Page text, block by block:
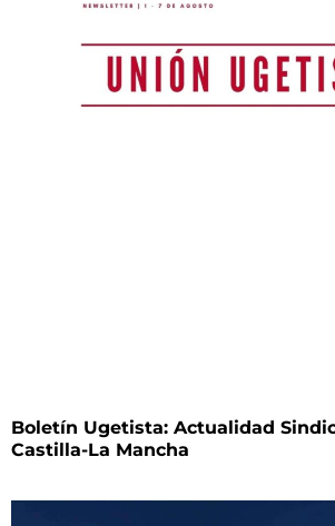
Boletín Ugetista: Actualidad
Castilla-La Mancha